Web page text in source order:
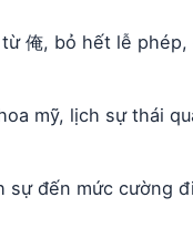
俺, bỏ hết lễ phép,
mỹ, lịch sự thái
đến mức cường